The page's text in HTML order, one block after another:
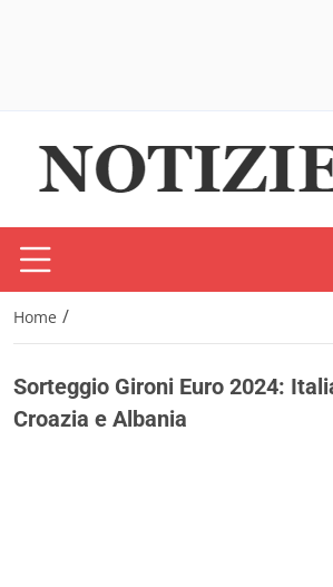
Home /
Sorteggio Gironi Euro 2024:
Croazia e Albania